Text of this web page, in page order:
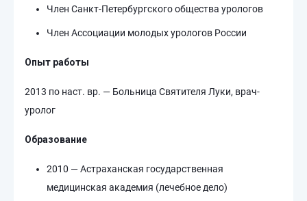
Член Санкт-Петербургского общества урологов
Член Ассоциации молодых урологов России
Опыт работы
2013 по наст. вр. — Больница Святителя Луки, врач-
уролог
Образование
2010 — Астраханская государственная
медицинская академия (лечебное дело)